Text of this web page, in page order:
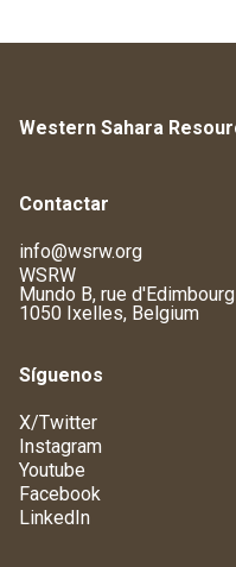
Western Sahara
Contactar
info@wsrw.org
WSRW
Mundo B, rue
1050 Ixelles, Belgium
Síguenos
X/Twitter
Instagram
Youtube
Facebook
LinkedIn